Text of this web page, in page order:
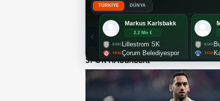
TÜRKİYE DÜNYA
Markus Karlsbakk
2.2 Mn €
Lillestrom SK
Çorum Belediyespor
SPOR HABERLERİ